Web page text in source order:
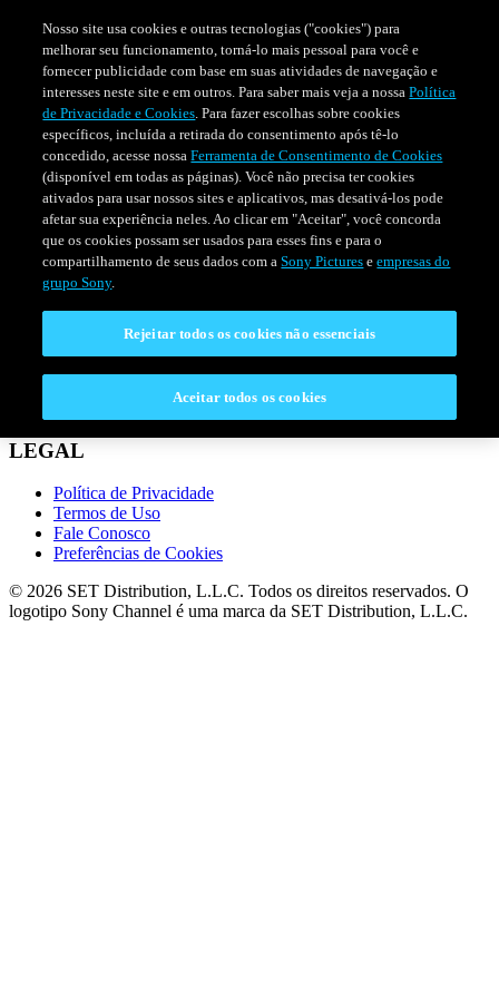
SÉRIESPROGRAMAÇÃO
CONECTAR
Perguntas Frequentes
LEGAL
Política de Privacidade
Termos de Uso
Fale Conosco
Preferências de Cookies
© 2026 SET Distribution, L.L.C. Todos os direitos reservados. O
logotipo Sony Channel é uma marca da SET Distribution, L.L.C.
Nosso site usa cookies e outras tecnologias ("cookies") para
melhorar seu funcionamento, torná-lo mais pessoal para você e
fornecer publicidade com base em suas atividades de navegação e
interesses neste site e em outros. Para saber mais veja a nossaPolítica
de Privacidade e Cookies. Para fazer escolhas sobre cookies
específicos, incluída a retirada do consentimento após tê-lo
concedido, acesse nossaFerramenta de Consentimento de Cookies
(disponível em todas as páginas). Você não precisa ter cookies
ativados para usar nossos sites e aplicativos, mas desativá-los pode
afetar sua experiência neles. Ao clicar em "Aceitar", você concorda
que os cookies possam ser usados para esses fins e para o
compartilhamento de seus dados com aSony Pictures eempresas do
grupo Sony.
Rejeitar todos os cookies não essenciais
Aceitar todos os cookies